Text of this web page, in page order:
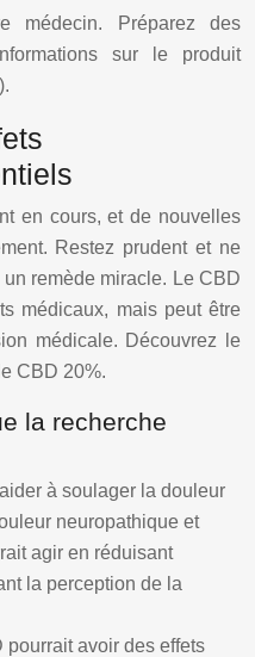
médecin. Préparez des
sur le produit
en cours, et de nouvelles
Restez prudent et ne
remède miracle. Le CBD
médicaux, mais peut être
médicale. Découvrez le
CBD 20%.
la recherche
à soulager la douleur
neuropathique et
agir en réduisant
la perception de la
pourrait avoir des effets